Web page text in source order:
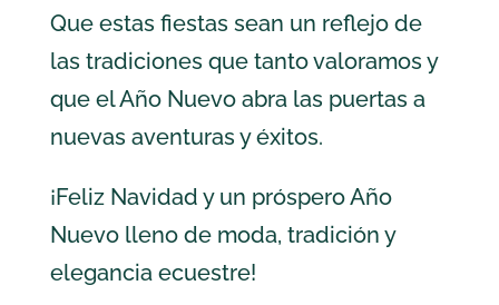
Que estas fiestas sean un reflejo de
las tradiciones que tanto valoramos y
que el Año Nuevo abra las puertas a
nuevas aventuras y éxitos.
¡Feliz Navidad y un próspero Año
Nuevo lleno de moda, tradición y
elegancia ecuestre!